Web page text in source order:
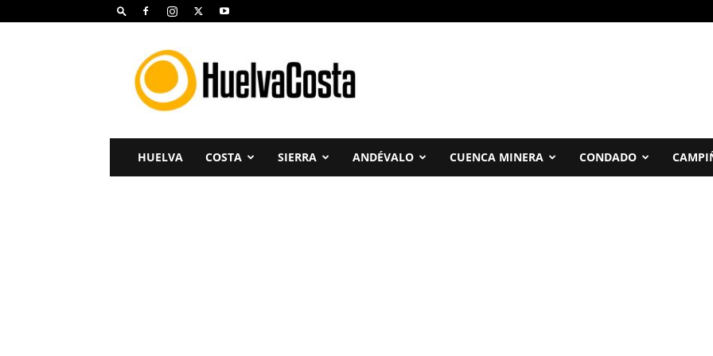
Huelva
Costa
HUELVA COSTA SIERRA ANDÉVALO CUENCA MINERA CONDADO